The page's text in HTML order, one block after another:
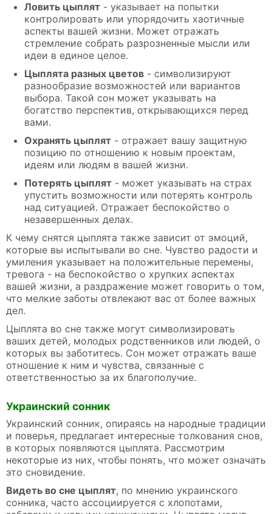
Ловить цыплят - указывает на попытки
контролировать или упорядочить хаотичные
аспекты вашей жизни. Может отражать
стремление собрать разрозненные мысли или
идеи в единое целое.
Цыплята разных цветов - символизируют
разнообразие возможностей или вариантов
выбора. Такой сон может указывать на
богатство перспектив, открывающихся перед
вами.
Охранять цыплят - отражает вашу защитную
позицию по отношению к новым проектам,
идеям или людям в вашей жизни.
Потерять цыплят - может указывать на страх
упустить возможности или потерять контроль
над ситуацией. Отражает беспокойство о
незавершенных делах.
К чему снятся цыплята также зависит от эмоций,
которые вы испытывали во сне. Чувство радости и
умиления указывает на положительные перемены,
тревога - на беспокойство о хрупких аспектах
вашей жизни, а раздражение может говорить о том,
что мелкие заботы отвлекают вас от более важных
дел.
Цыплята во сне также могут символизировать
ваших детей, молодых родственников или людей, о
которых вы заботитесь. Сон может отражать ваше
отношение к ним и чувства, связанные с
ответственностью за их благополучие.
Украинский сонник
Украинский сонник, опираясь на народные традиции
и поверья, предлагает интересные толкования снов,
в которых появляются цыплята. Рассмотрим
некоторые из них, чтобы понять, что может означать
это сновидение.
Видеть во сне цыплят, по мнению украинского
сонника, часто ассоциируется с хлопотами,